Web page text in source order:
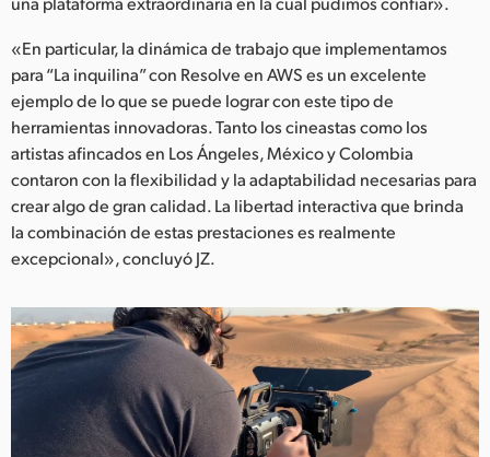
«En particular, la dinámica de trabajo que implementamos
para “La inquilina” con Resolve en AWS es un excelente
ejemplo de lo que se puede lograr con este tipo de
herramientas innovadoras. Tanto los cineastas como los
artistas afincados en Los Ángeles, México y Colombia
contaron con la flexibilidad y la adaptabilidad necesarias para
crear algo de gran calidad. La libertad interactiva que brinda
la combinación de estas prestaciones es realmente
excepcional», concluyó JZ.